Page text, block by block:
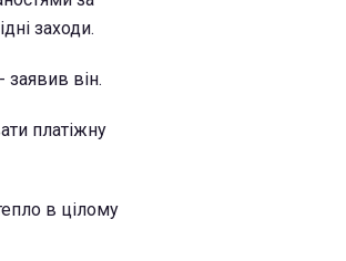
заходи.
він.
платіжну
в цілому